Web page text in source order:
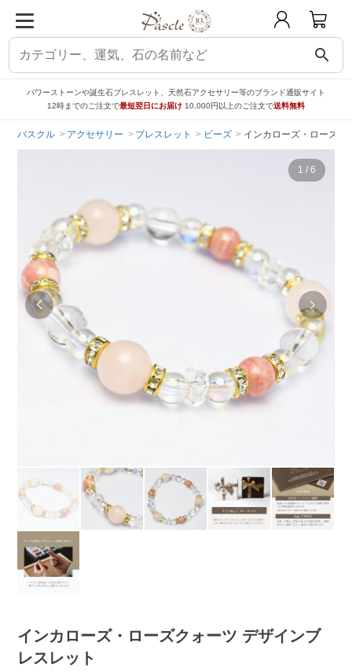
search
パワーストーンや誕生石ブレスレット、天然石アクセサリー等のブランド通販サイト
12時までのご注文で最短翌日にお届け 10,000円以上のご注文で送料無料
パスクル アクセサリー ブレスレット ビーズ インカローズ・ローズク
1 / 6
インカローズ・ローズクォーツ デザインブ
レスレット